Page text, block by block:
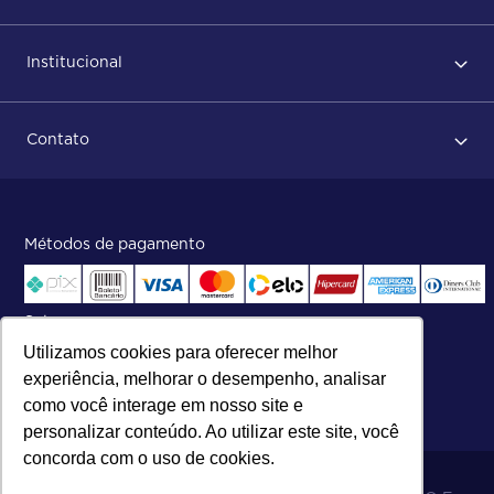
Utilizamos cookies para oferecer melhor
experiência, melhorar o desempenho, analisar
como você interage em nosso site e
personalizar conteúdo. Ao utilizar este site, você
concorda com o uso de cookies.
Após conclusão do pedido
Status do pedido e acompanhamento da entrega
Institucional
ISO
Contato
Central de atendimento:
Telefone:(27) 2121-9000
Segunda a Sexta das 8h às 17h30
Métodos de pagamento
Selos